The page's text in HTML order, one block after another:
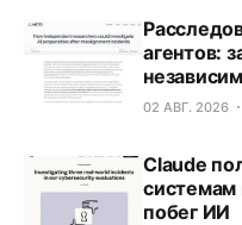
агентов:
02 АВГ. 2026
Claude
системам
побег ИИ